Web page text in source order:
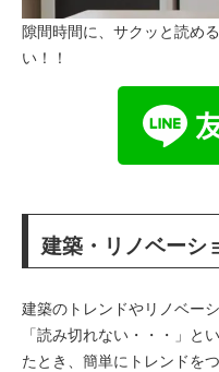
隙間時間に、サクッと読め
い！！
建築・リノベーシ
建築のトレンドやリノベー
「読み切れない・・・」と
たとき、簡単にトレンドを